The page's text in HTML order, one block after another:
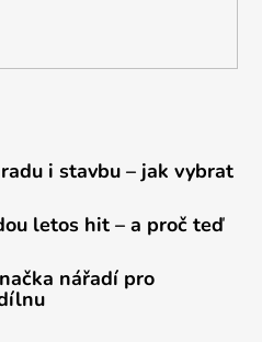
i stavbu – jak vybrat
letos hit – a proč teď
nářadí pro